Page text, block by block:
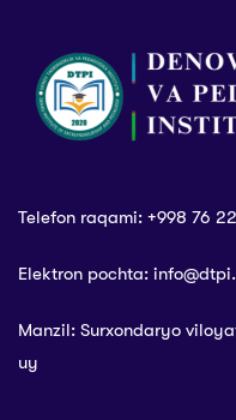
Telefon raqami: +998 76
Elektron pochta:
Manzil: Surxondaryo
uy